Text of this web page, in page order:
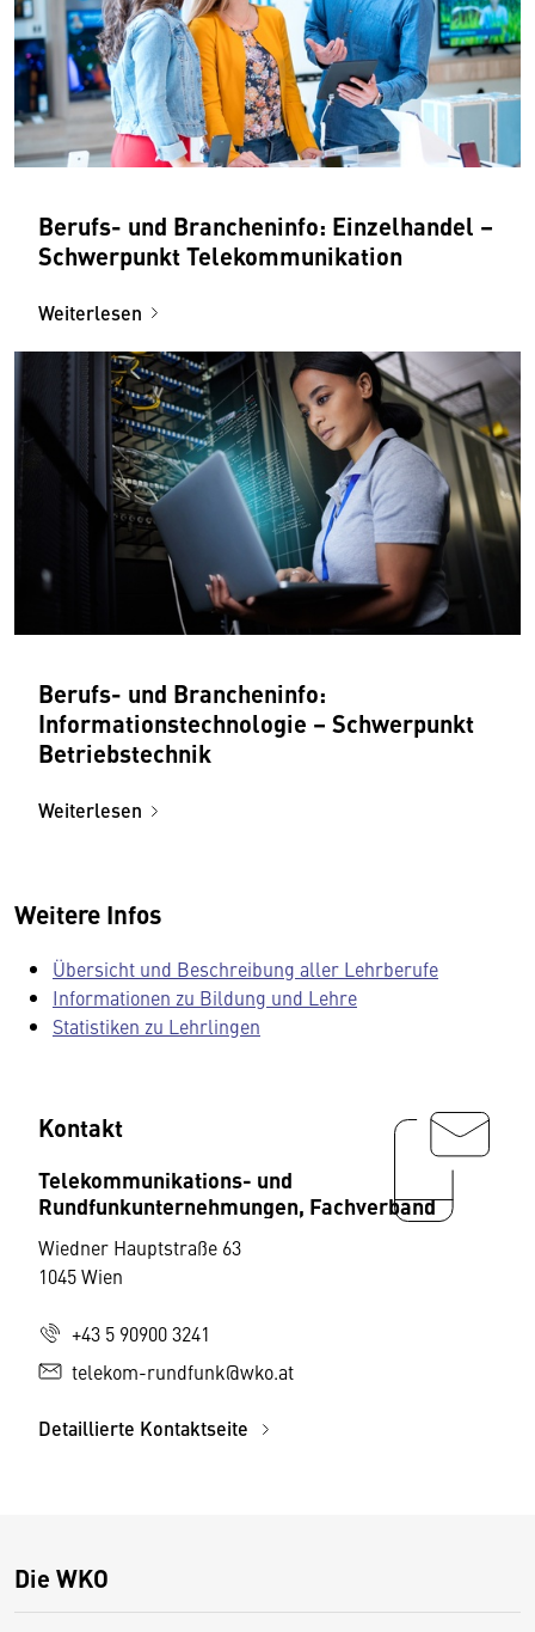
Berufs- und Brancheninfo: Einzelhandel –
Schwerpunkt Telekommunikation
Weiterlesen
Berufs- und Brancheninfo:
Informationstechnologie – Schwerpunkt
Betriebstechnik
Weiterlesen
Weitere Infos
Übersicht und Beschreibung aller Lehrberufe
Informationen zu Bildung und Lehre
Statistiken zu Lehrlingen
Kontakt
Telekommunikations- und
Rundfunkunternehmungen, Fachverband
Wiedner Hauptstraße 63
1045 Wien
+43 5 90900 3241
telekom-rundfunk@wko.at
Detaillierte Kontaktseite
Die WKO